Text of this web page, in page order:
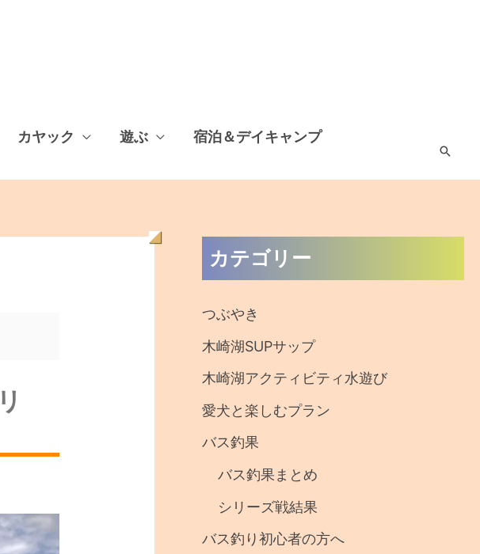
カヤック 遊ぶ
宿泊＆デイキャンプ
検
カテゴリー
つぶやき
木崎湖SUPサップ
木崎湖アクティビティ水遊び
愛犬と楽しむプラン
バス釣果
バス釣果まとめ
シリーズ戦結果
バス釣り初心者の方へ
去
の
釣
果